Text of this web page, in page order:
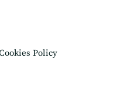
Policy